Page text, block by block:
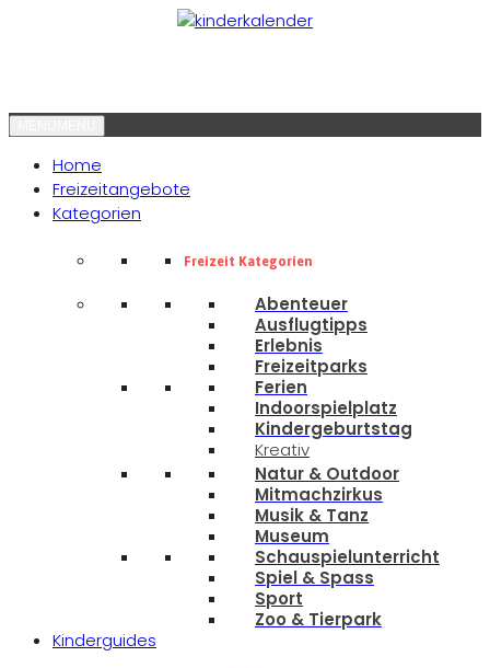
Home
Freizeitangebote
Kategorien
Freizeit Kategorien
Abenteuer
Ausflugtipps
Erlebnis
Freizeitparks
Ferien
Indoorspielplatz
Kindergeburtstag
Kreativ
Natur & Outdoor
Mitmachzirkus
Musik & Tanz
Museum
Schauspielunterricht
Spiel & Spass
Sport
Zoo & Tierpark
Kinderguides